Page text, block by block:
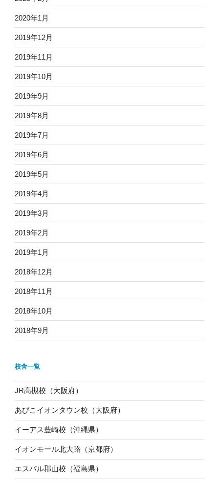
2020年1月
2019年12月
2019年11月
2019年10月
2019年9月
2019年8月
2019年7月
2019年6月
2019年5月
2019年4月
2019年3月
2019年2月
2019年1月
2018年12月
2018年11月
2018年10月
2018年9月
校舎一覧
JR高槻校（大阪府）
あびこイオンタウン校（大阪府）
イーアス豊崎校（沖縄県）
イオンモール北大路（京都府）
エスパル郡山校（福島県）